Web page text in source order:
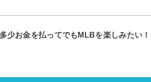
少お金を払ってでもMLBを楽しみたい！